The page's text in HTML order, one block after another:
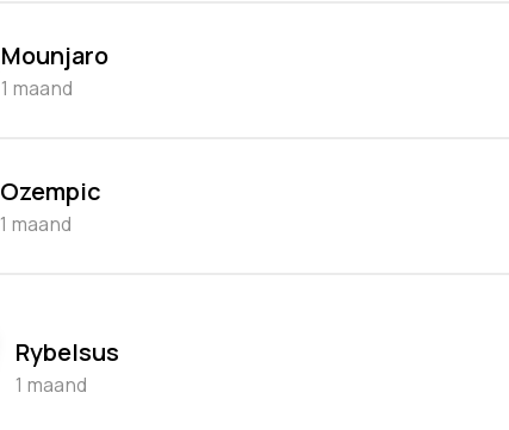
Mounjaro
1 maand
Ozempic
1 maand
Rybelsus
1 maand